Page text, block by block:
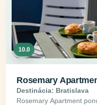
10.0
Rosemary
Destinácia: Bratislava
Rosemary Apartment